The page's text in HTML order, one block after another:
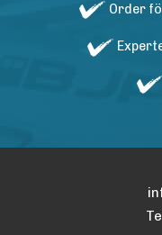
Order